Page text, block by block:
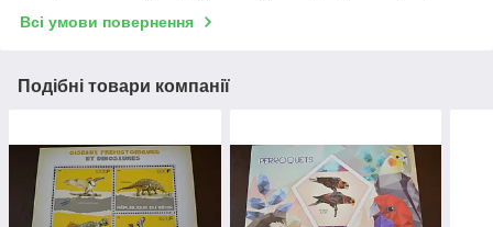
Всі умови повернення
Подібні товари компанії